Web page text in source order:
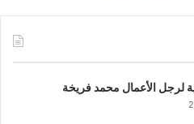
لرجل الأعمال محمد فريخة